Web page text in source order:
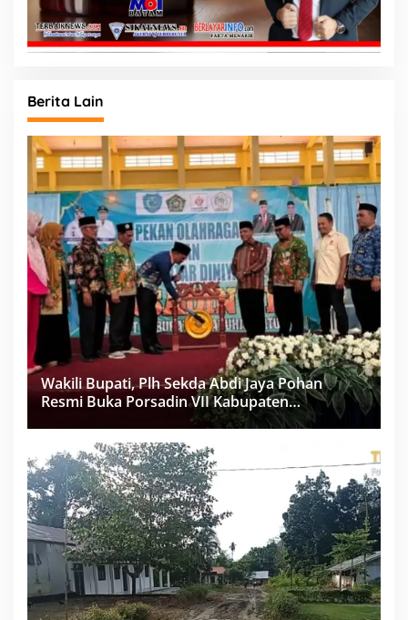
Berita Lain
Wakili Bupati, Plh Sekda Abdi Jaya Pohan
Resmi Buka Porsadin VII Kabupaten